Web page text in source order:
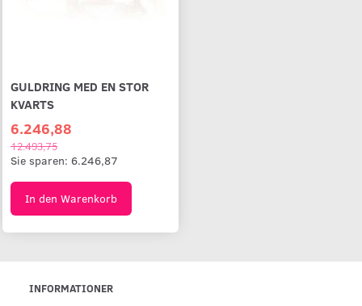
GULDRING MED EN STOR
KVARTS
6.246,88
12.493,75
Sie sparen: 6.246,87
In den Warenkorb
INFORMATIONER